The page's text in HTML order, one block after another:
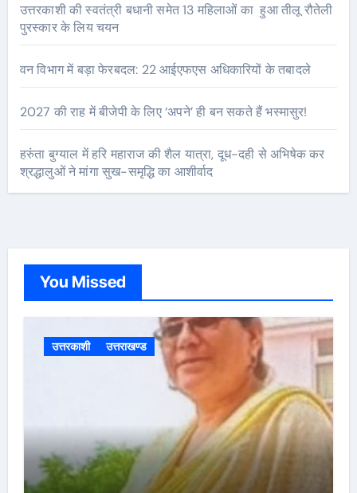
उत्तरकाशी की स्वतंत्री बधानी समेत 13 महिलाओं का हुआ तीलू रौतेली
पुरस्कार के लिय चयन
वन विभाग में बड़ा फेरबदल: 22 आईएफएस अधिकारियों के तबादले
2027 की राह में बीजेपी के लिए ‘अपने’ ही बन सकते हैं भस्मासुर!
हरुंता बुग्याल में हरि महाराज की शैल यात्रा, दूध-दही से अभिषेक कर
श्रद्धालुओं ने मांगा सुख-समृद्धि का आशीर्वाद
You Missed
उत्तरकाशी उत्तराखण्ड